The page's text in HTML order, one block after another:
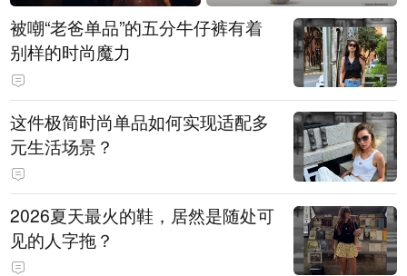
被嘲“老爸单品”的五分牛仔裤有着
别样的时尚魔力
这件极简时尚单品如何实现适配多
元生活场景？
2026夏天最火的鞋，居然是随处可
见的人字拖？